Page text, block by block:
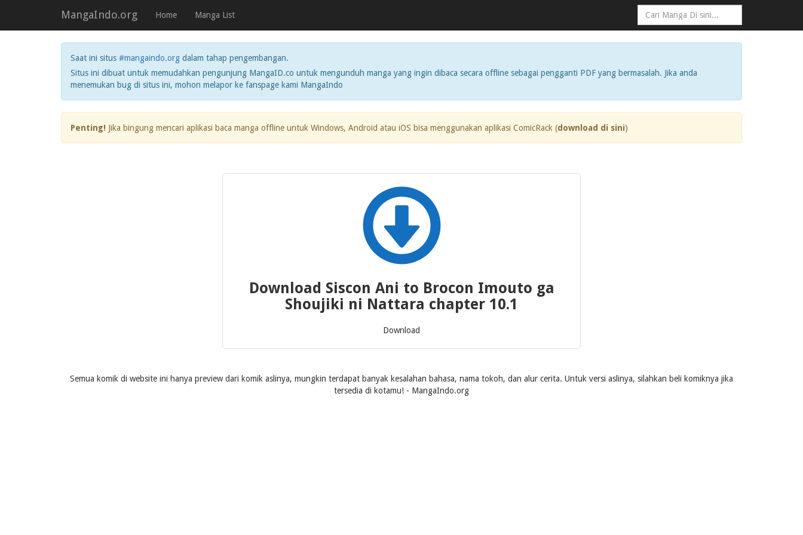
MangaIndo.org Home Manga List
Saat ini situs #mangaindo.org dalam tahap pengembangan.
Situs ini dibuat untuk memudahkan pengunjung MangaID.co untuk mengunduh manga yang ingin dibaca secara offline sebagai pengganti PDF yang bermasalah. Jika anda
menemukan bug di situs ini, mohon melapor ke fanspage kami MangaIndo
Penting! Jika bingung mencari aplikasi baca manga offline untuk Windows, Android atau iOS bisa menggunakan aplikasi ComicRack (download di sini)
Download Siscon Ani to Brocon Imouto ga
Shoujiki ni Nattara chapter 10.1
Download
Semua komik di website ini hanya preview dari komik aslinya, mungkin terdapat banyak kesalahan bahasa, nama tokoh, dan alur cerita. Untuk versi aslinya, silahkan beli komiknya jika
tersedia di kotamu! - MangaIndo.org